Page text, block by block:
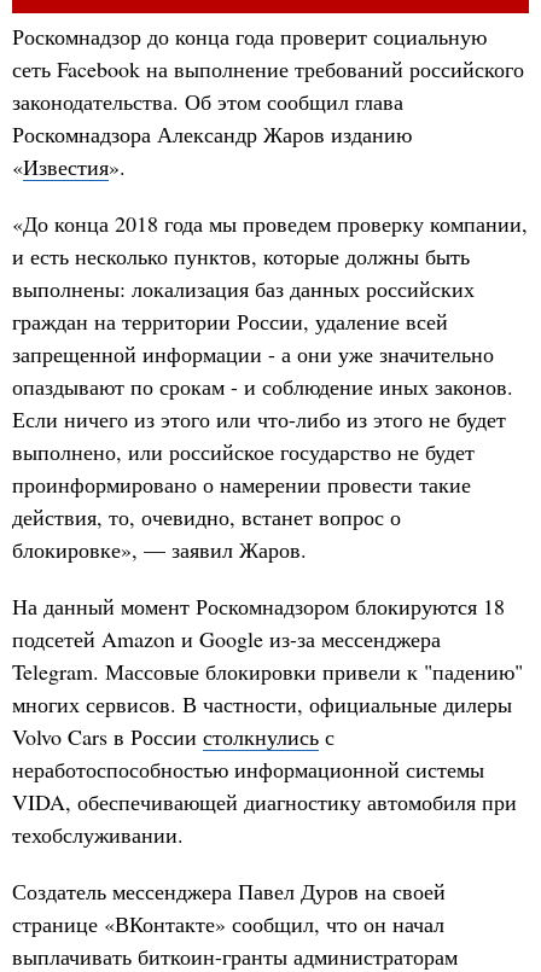
Роскомнадзор до конца года проверит социальную
сеть Facebook на выполнение требований российского
законодательства. Об этом сообщил глава
Роскомнадзора Александр Жаров изданию
«Известия».
«До конца 2018 года мы проведем проверку компании,
и есть несколько пунктов, которые должны быть
выполнены: локализация баз данных российских
граждан на территории России, удаление всей
запрещенной информации - а они уже значительно
опаздывают по срокам - и соблюдение иных законов.
Если ничего из этого или что-либо из этого не будет
выполнено, или российское государство не будет
проинформировано о намерении провести такие
действия, то, очевидно, встанет вопрос о
блокировке», — заявил Жаров.
На данный момент Роскомнадзором блокируются 18
подсетей Amazon и Google из-за мессенджера
Telegram. Массовые блокировки привели к "падению"
многих сервисов. В частности, официальные дилеры
Volvo Cars в России столкнулись с
неработоспособностью информационной системы
VIDA, обеспечивающей диагностику автомобиля при
техобслуживании.
Создатель мессенджера Павел Дуров на своей
странице «ВКонтакте» сообщил, что он начал
выплачивать биткоин-гранты администраторам